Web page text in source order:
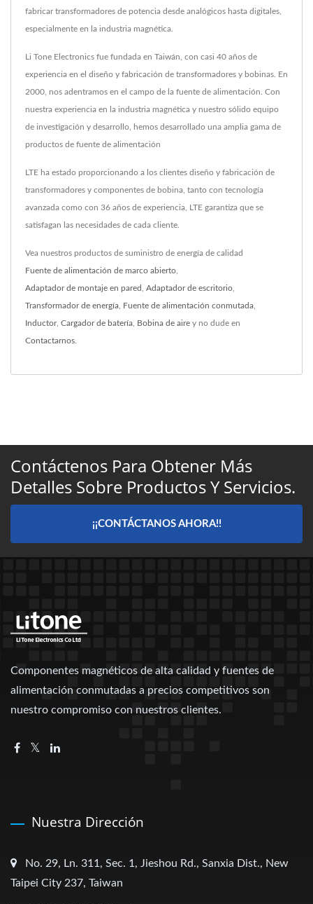
fabricar transformadores de potencia desde analógicos hasta digitales,
especialmente en la industria magnética.
Li Tone Electronics fue fundada en Taiwán, con casi 40 años de
experiencia en el diseño y fabricación de transformadores y bobinas. En
2000, nos adentramos en el campo de la fuente de alimentación. Con
nuestra experiencia en la industria magnética y nuestro sólido equipo
de investigación y desarrollo, hemos desarrollado una amplia gama de
productos de fuente de alimentación
LTE ha estado proporcionando a los clientes diseño y fabricación de
transformadores y componentes de bobina, tanto con tecnología
avanzada como con 36 años de experiencia, LTE garantiza que se
satisfagan las necesidades de cada cliente.
Vea nuestros productos de suministro de energía de calidad
Fuente de alimentación de marco abierto
Adaptador de montaje en pared Adaptador de escritorio
Transformador de energía Fuente de alimentación conmutada
Inductor, Cargador de batería Bobina de aire y no dude en
Contactarnos
Contáctenos Para Obtener Más
Detalles Sobre Productos Y Servicios.
¡¡CONTÁCTANOS AHORA!!
Componentes magnéticos de alta calidad y fuentes de
alimentación conmutadas a precios competitivos son
nuestro compromiso con nuestros clientes.
Nuestra Dirección
No. 29, Ln. 311, Sec. 1, Jieshou Rd., Sanxia Dist., New
Taipei City 237, Taiwan